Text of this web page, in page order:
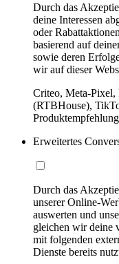
Durch das
deine Interessen
oder
basierend auf
sowie deren
wir auf dieser
Criteo, Meta-
(RTBHouse),
Erweitertes
Durch das
unserer Online-
auswerten und
gleichen wir deine
mit folgenden
Dienste bereits